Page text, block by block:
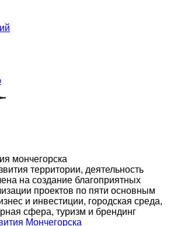
мончегорска
территории, деятельность
на создание благоприятных
проектов по пяти основным
и инвестиции, городская среда,
сфера, туризм и брендинг
Мончегорска